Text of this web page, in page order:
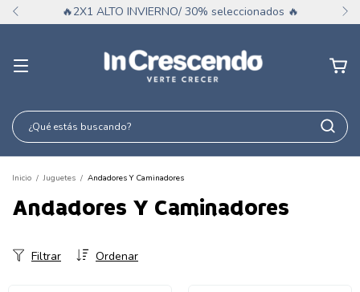
🔥2X1 ALTO INVIERNO/ 30% seleccionados 🔥
Inicio / Juguetes / Andadores Y Caminadores
Andadores Y Caminadores
Ordenar
Filtrar